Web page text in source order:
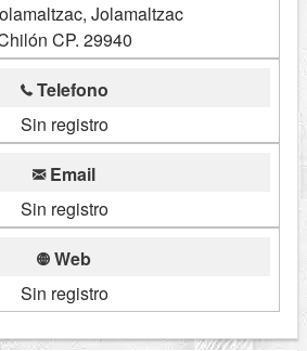
Jolamaltzac
CP. 29940
Telefono
Sin registro
Email
Sin registro
Web
Sin registro